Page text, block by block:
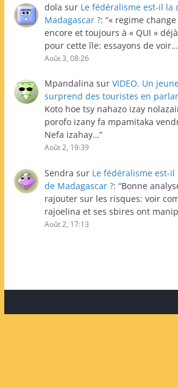
dola sur Le fédéralisme est-il la
Madagascar ?: “« regime
encore et toujours à « QUI »
pour cette île: essayons de voir…
Août 3, 08:26
Mpandalina sur VIDEO. Un
surprend des touristes en
Koto hoe tsy nahazo izay
porofo izany fa mpamitaka
Nefa izahay…”
Août 2, 19:39
Sendra sur Le fédéralisme est-
de Madagascar ?: “Bonne
rajouter sur les risques: voir
rajoelina et ses sbires ont
Août 2, 17:13